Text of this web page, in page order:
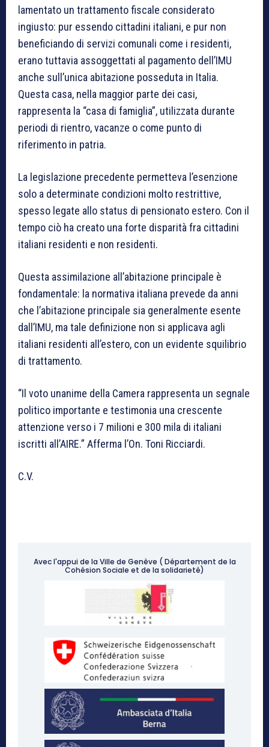
lamentato un trattamento fiscale considerato
ingiusto: pur essendo cittadini italiani, e pur non
beneficiando di servizi comunali come i residenti,
erano tuttavia assoggettati al pagamento dell’IMU
anche sull’unica abitazione posseduta in Italia.
Questa casa, nella maggior parte dei casi,
rappresenta la “casa di famiglia”, utilizzata durante
periodi di rientro, vacanze o come punto di
riferimento in patria.
La legislazione precedente permetteva l’esenzione
solo a determinate condizioni molto restrittive,
spesso legate allo status di pensionato estero. Con il
tempo ciò ha creato una forte disparità fra cittadini
italiani residenti e non residenti.
Questa assimilazione all’abitazione principale è
fondamentale: la normativa italiana prevede da anni
che l’abitazione principale sia generalmente esente
dall’IMU, ma tale definizione non si applicava agli
italiani residenti all’estero, con un evidente squilibrio
di trattamento.
“Il voto unanime della Camera rappresenta un segnale
politico importante e testimonia una crescente
attenzione verso i 7 milioni e 300 mila di italiani
iscritti all’AIRE.” Afferma l’On. Toni Ricciardi.
C.V.
Avec l'appui de la Ville de Genève ( Département de la
Cohésion Sociale et de la solidarieté)